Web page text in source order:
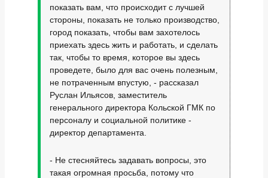
показать вам, что происходит с лучшей
стороны, показать не только производство,
город показать, чтобы вам захотелось
приехать здесь жить и работать, и сделать
так, чтобы то время, которое вы здесь
проведете, было для вас очень полезным,
не потраченным впустую, - рассказал
Руслан Ильясов, заместитель
генерального директора Кольской ГМК по
персоналу и социальной политике -
директор департамента.
- Не стесняйтесь задавать вопросы, это
такая огромная просьба, потому что